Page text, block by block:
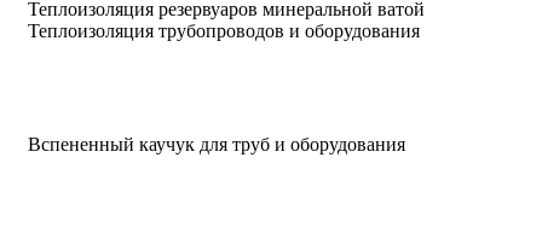
Теплоизоляция резервуаров минеральной ватой
Теплоизоляция трубопроводов и оборудования
Вспененный каучук для труб и оборудования